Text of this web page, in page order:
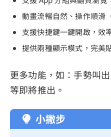
動畫流暢自然、操作順滑
支援快捷鍵一鍵開啟，效
提供兩種顯示模式，完美
更多功能，如：手勢叫
等即將推出。
小撇步